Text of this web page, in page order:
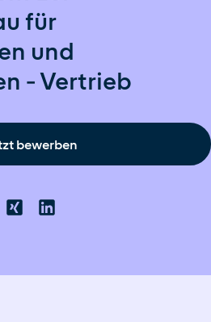
für
und
- Vertrieb
bewerben
Xing LinkedIn